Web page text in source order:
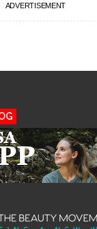
ADVERTISEMENT